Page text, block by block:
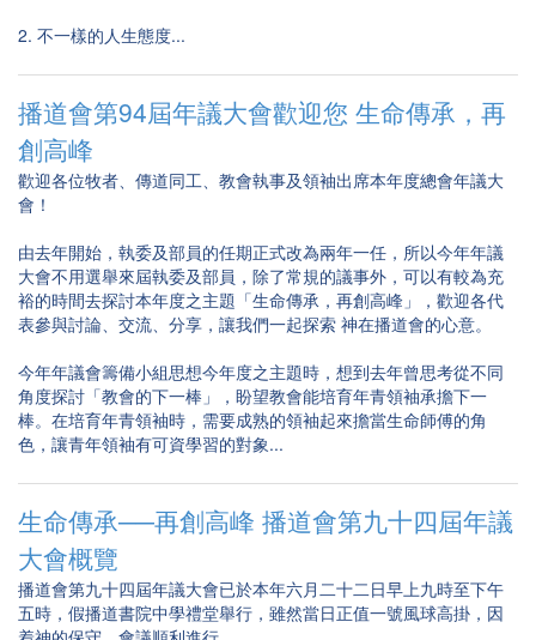
2. 不一樣的人生態度...
播道會第94屆年議大會歡迎您 生命傳承，再
創高峰
歡迎各位牧者、傳道同工、教會執事及領袖出席本年度總會年議大
會！
由去年開始，執委及部員的任期正式改為兩年一任，所以今年年議
大會不用選舉來屆執委及部員，除了常規的議事外，可以有較為充
裕的時間去探討本年度之主題「生命傳承，再創高峰」，歡迎各代
表參與討論、交流、分享，讓我們一起探索 神在播道會的心意。
今年年議會籌備小組思想今年度之主題時，想到去年曾思考從不同
角度探討「教會的下一棒」，盼望教會能培育年青領袖承擔下一
棒。在培育年青領袖時，需要成熟的領袖起來擔當生命師傅的角
色，讓青年領袖有可資學習的對象...
生命傳承──再創高峰 播道會第九十四屆年議
大會概覽
播道會第九十四屆年議大會已於本年六月二十二日早上九時至下午
五時，假播道書院中學禮堂舉行，雖然當日正值一號風球高掛，因